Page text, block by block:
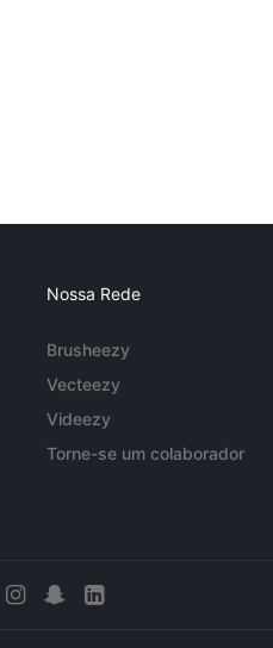
Nossa Rede
Brusheezy
Vecteezy
Videezy
Torne-se um colaborador